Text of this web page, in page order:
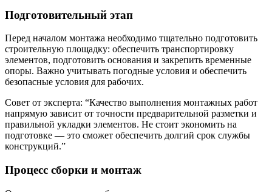
Подготовительный этап
Перед началом монтажа необходимо тщательно подготовить
строительную площадку: обеспечить транспортировку
элементов, подготовить основания и закрепить временные
опоры. Важно учитывать погодные условия и обеспечить
безопасные условия для рабочих.
Совет от эксперта: “Качество выполнения монтажных работ
напрямую зависит от точности предварительной разметки и
правильной укладки элементов. Не стоит экономить на
подготовке — это сможет обеспечить долгий срок службы
конструкций.”
Процесс сборки и монтаж